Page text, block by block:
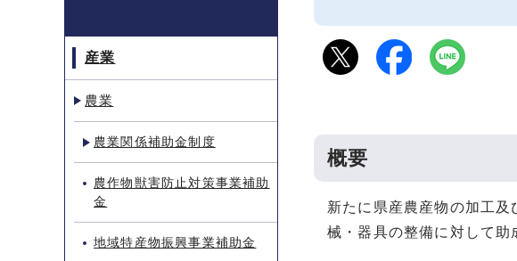
概要
新たに県産農産物の加工
械・器具の整備に対して助
産業
農業
農業関係補助金制度
農作物獣害防止対策事業補助
金
地域特産物振興事業補助金